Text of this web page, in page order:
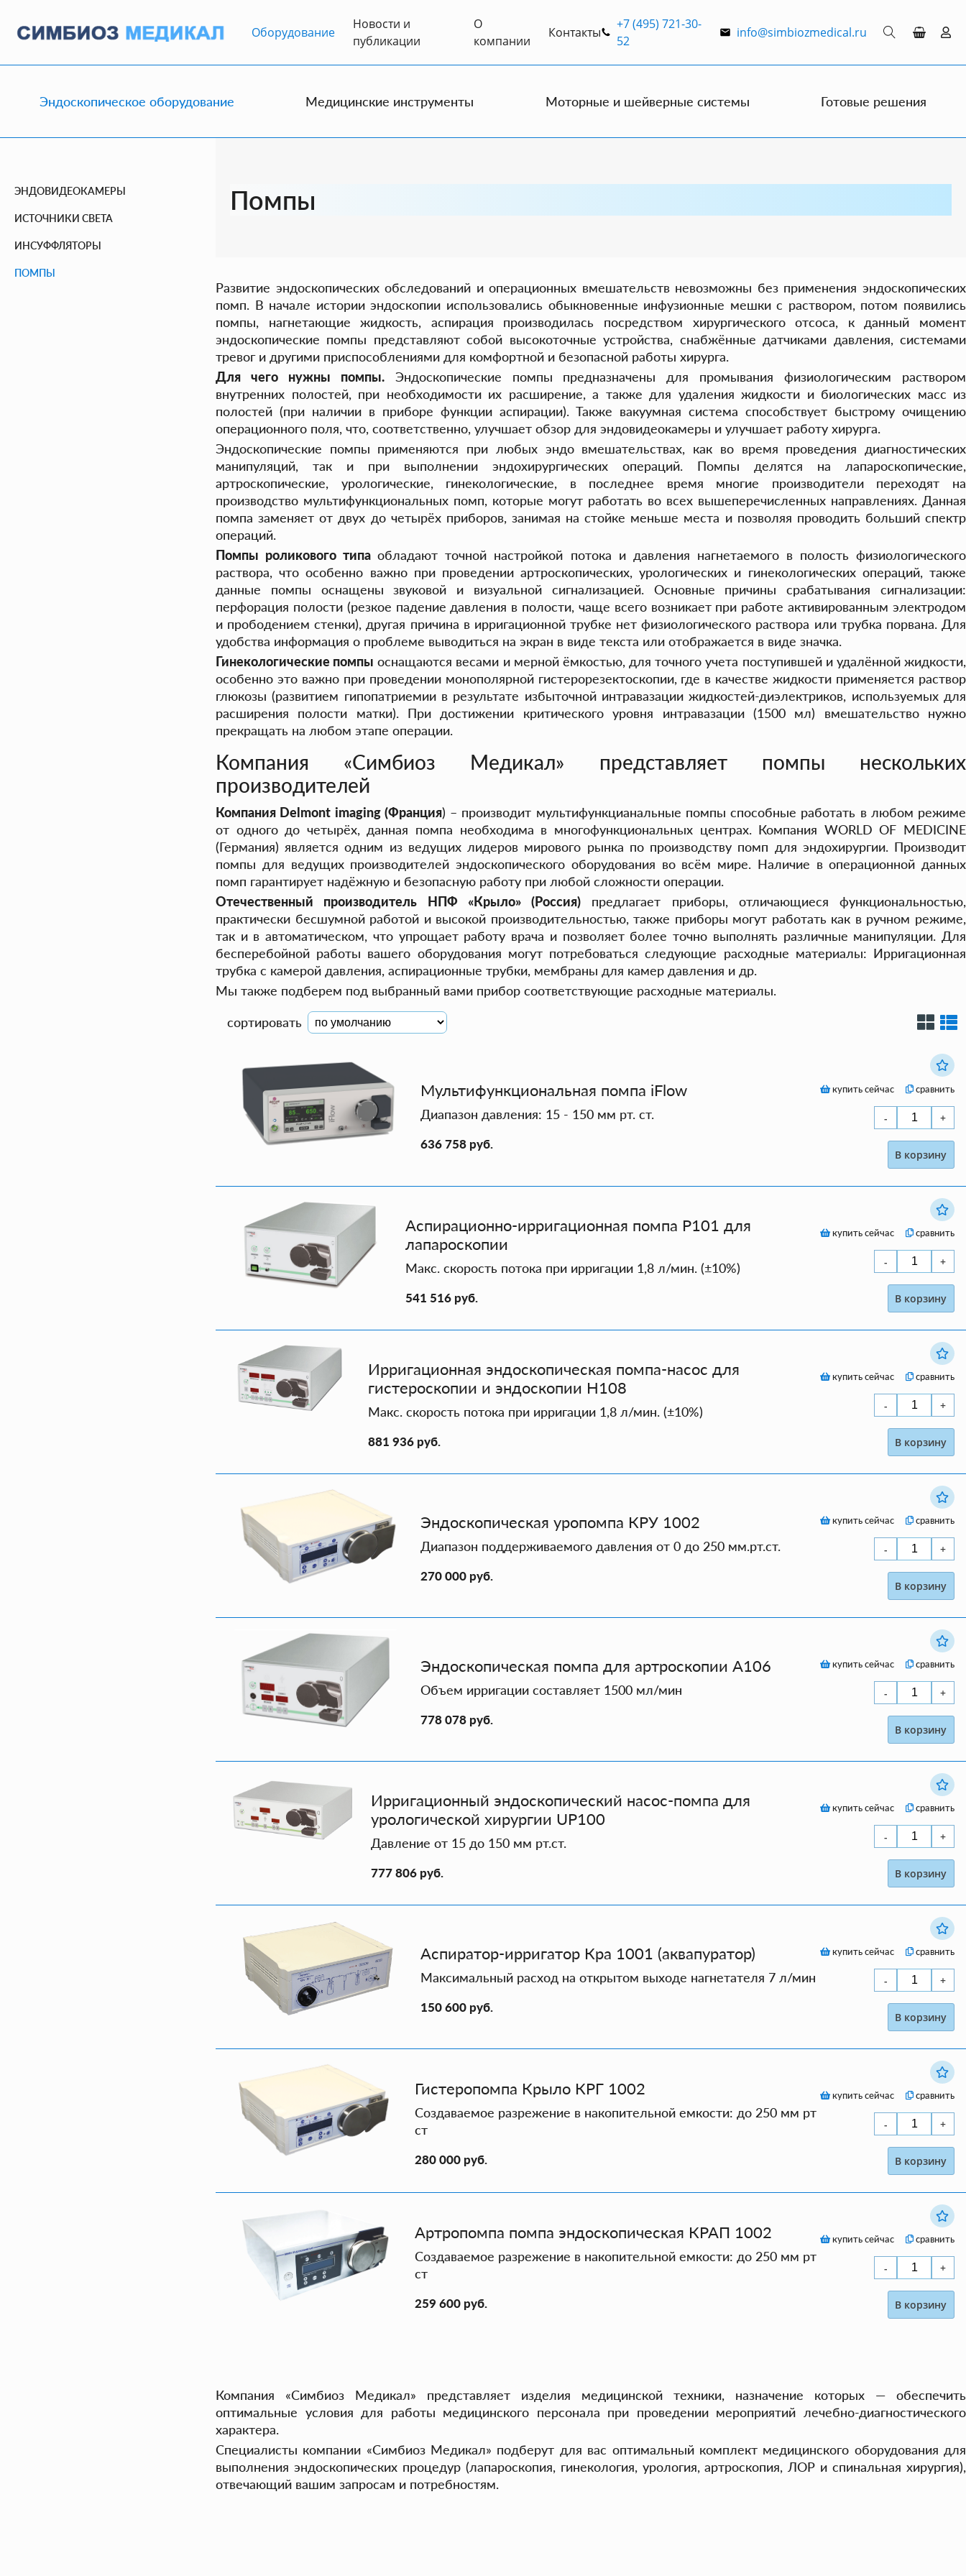
Оборудование
Новости и
публикации
О
компании
Контакты
+7 (495) 721-30-
52
info@simbiozmedical.ru
Эндоскопическое оборудование Медицинские инструменты Моторные и шейверные системы Готовые решения
ЭНДОВИДЕОКАМЕРЫ
ИСТОЧНИКИ СВЕТА
ИНСУФФЛЯТОРЫ
ПОМПЫ
Помпы
Развитие эндоскопических обследований и операционных вмешательств невозможны без применения эндоскопических
помп. В начале истории эндоскопии использовались обыкновенные инфузионные мешки с раствором, потом появились
помпы, нагнетающие жидкость, аспирация производилась посредством хирургического отсоса, к данный момент
эндоскопические помпы представляют собой высокоточные устройства, снабжённые датчиками давления, системами
тревог и другими приспособлениями для комфортной и безопасной работы хирурга.
Для чего нужны помпы.Эндоскопические помпы предназначены для промывания физиологическим раствором
внутренних полостей, при необходимости их расширение, а также для удаления жидкости и биологических масс из
полостей (при наличии в приборе функции аспирации). Также вакуумная система способствует быстрому очищению
операционного поля, что, соответственно, улучшает обзор для эндовидеокамеры и улучшает работу хирурга.
Эндоскопические помпы применяются при любых эндо вмешательствах, как во время проведения диагностических
манипуляций, так и при выполнении эндохирургических операций. Помпы делятся на лапароскопические,
артроскопические, урологические, гинекологические, в последнее время многие производители переходят на
производство мультифункциональных помп, которые могут работать во всех вышеперечисленных направлениях. Данная
помпа заменяет от двух до четырёх приборов, занимая на стойке меньше места и позволяя проводить больший спектр
операций.
Помпы роликового типаобладают точной настройкой потока и давления нагнетаемого в полость физиологического
раствора, что особенно важно при проведении артроскопических, урологических и гинекологических операций, также
данные помпы оснащены звуковой и визуальной сигнализацией. Основные причины срабатывания сигнализации:
перфорация полости (резкое падение давления в полости, чаще всего возникает при работе активированным электродом
и прободением стенки), другая причина в ирригационной трубке нет физиологического раствора или трубка порвана. Для
удобства информация о проблеме выводиться на экран в виде текста или отображается в виде значка.
Гинекологические помпы оснащаются весами и мерной ёмкостью, для точного учета поступившей и удалённой жидкости,
особенно это важно при проведении монополярной гистерорезектоскопии, где в качестве жидкости применяется раствор
глюкозы (развитием гипопатриемии в результате избыточной интравазации жидкостей-диэлектриков, используемых для
расширения полости матки). При достижении критического уровня интравазации (1500 мл) вмешательство нужно
прекращать на любом этапе операции.
Компания «Симбиоз Медикал» представляет помпы нескольких
производителей
Компания Delmont imaging (Франция) – производит мультифункцианальные помпы способные работать в любом режиме
от одного до четырёх, данная помпа необходима в многофункциональных центрах. Компания WORLD OF MEDICINE
(Германия) является одним из ведущих лидеров мирового рынка по производству помп для эндохирургии. Производит
помпы для ведущих производителей эндоскопического оборудования во всём мире. Наличие в операционной данных
помп гарантирует надёжную и безопасную работу при любой сложности операции.
Отечественный производитель НПФ «Крыло» (Россия) предлагает приборы, отличающиеся функциональностью,
практически бесшумной работой и высокой производительностью, также приборы могут работать как в ручном режиме,
так и в автоматическом, что упрощает работу врача и позволяет более точно выполнять различные манипуляции. Для
бесперебойной работы вашего оборудования могут потребоваться следующие расходные материалы: Ирригационная
трубка с камерой давления, аспирационные трубки, мембраны для камер давления и др.
Мы также подберем под выбранный вами прибор соответствующие расходные материалы.
сортировать
Мультифункциональная помпа iFlow
Диапазон давления: 15 - 150 мм рт. ст.
636 758 руб.
купить сейчас сравнить
В корзину
Аспирационно-ирригационная помпа P101 для
лапароскопии
Макс. скорость потока при ирригации 1,8 л/мин. (±10%)
541 516 руб.
купить сейчас сравнить
В корзину
Ирригационная эндоскопическая помпа-насос для
гистероскопии и эндоскопии H108
Макс. скорость потока при ирригации 1,8 л/мин. (±10%)
881 936 руб.
купить сейчас сравнить
В корзину
Эндоскопическая уропомпа КРУ 1002
Диапазон поддерживаемого давления от 0 до 250 мм.рт.ст.
270 000 руб.
купить сейчас сравнить
В корзину
Эндоскопическая помпа для артроскопии A106
Объем ирригации составляет 1500 мл/мин
778 078 руб.
купить сейчас сравнить
В корзину
Ирригационный эндоскопический насос-помпа для
урологической хирургии UP100
Давление от 15 до 150 мм рт.ст.
777 806 руб.
купить сейчас сравнить
В корзину
Аспиратор-ирригатор Кра 1001 (аквапуратор)
Максимальный расход на открытом выходе нагнетателя 7 л/мин
150 600 руб.
купить сейчас сравнить
В корзину
Гистеропомпа Крыло КРГ 1002
Создаваемое разрежение в накопительной емкости: до 250 мм рт
ст
280 000 руб.
купить сейчас сравнить
В корзину
Артропомпа помпа эндоскопическая КРАП 1002
Создаваемое разрежение в накопительной емкости: до 250 мм рт
ст
259 600 руб.
купить сейчас сравнить
В корзину
Компания «Симбиоз Медикал» представляет изделия медицинской техники, назначение которых — обеспечить
оптимальные условия для работы медицинского персонала при проведении мероприятий лечебно-диагностического
характера.
Специалисты компании «Симбиоз Медикал» подберут для вас оптимальный комплект медицинского оборудования для
выполнения эндоскопических процедур (лапароскопия, гинекология, урология, артроскопия, ЛОР и спинальная хирургия),
отвечающий вашим запросам и потребностям.
Оборудование
публикации
компании
Медицинские
инструменты
Моторные
и
шейверные
системы